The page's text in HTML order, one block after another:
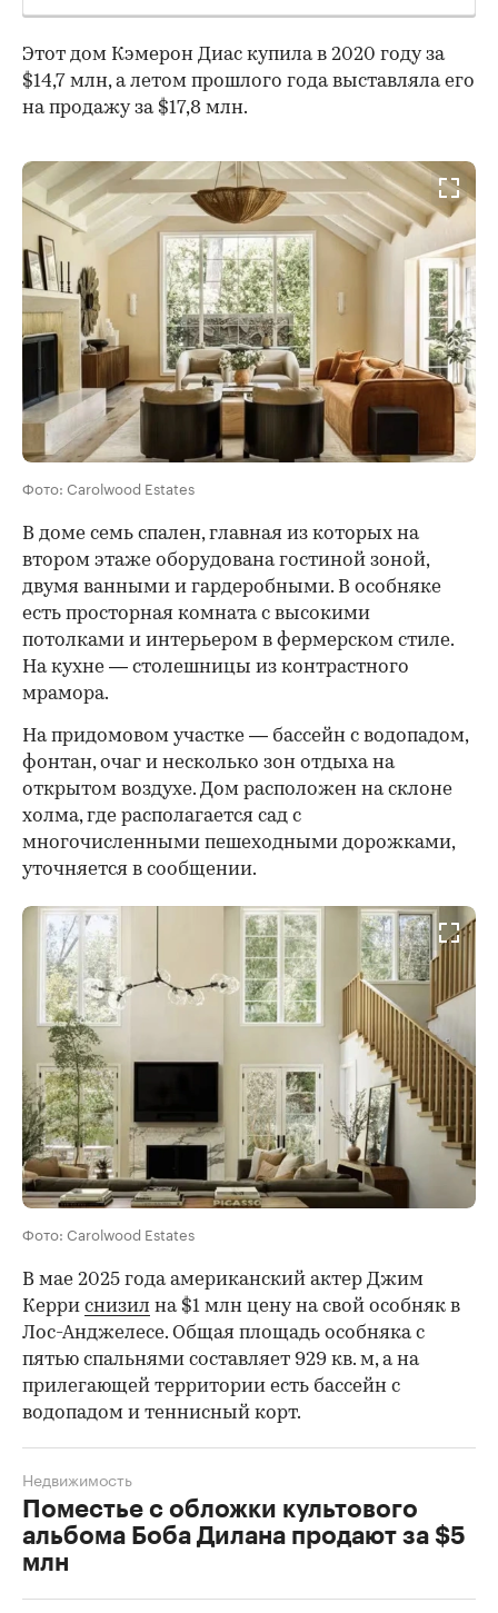
Этот дом Кэмерон Диас купила в 2020 году за
$14,7 млн, а летом прошлого года выставляла его
на продажу за $17,8 млн.
00:00 / 00:00
Фото: Carolwood Estates
В доме семь спален, главная из которых на
втором этаже оборудована гостиной зоной,
двумя ванными и гардеробными. В особняке
есть просторная комната с высокими
потолками и интерьером в фермерском стиле.
На кухне — столешницы из контрастного
мрамора.
На придомовом участке — бассейн с водопадом,
фонтан, очаг и несколько зон отдыха на
открытом воздухе. Дом расположен на склоне
холма, где располагается сад с
многочисленными пешеходными дорожками,
уточняется в сообщении.
Фото: Carolwood Estates
В мае 2025 года американский актер Джим
Керри снизил на $1 млн цену на свой особняк в
Лос-Анджелесе. Общая площадь особняка с
пятью спальнями составляет 929 кв. м, а на
прилегающей территории есть бассейн с
водопадом и теннисный корт.
Поместье с обложки культового
альбома Боба Дилана продают за $5
млн
Недвижимость